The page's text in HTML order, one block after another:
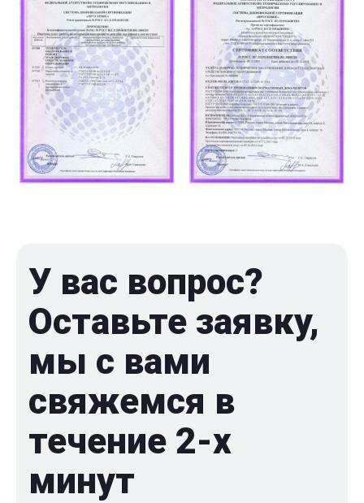
У вас вопрос?
Оставьте заявку,
мы с вами
свяжемся в
течение 2-x
минут